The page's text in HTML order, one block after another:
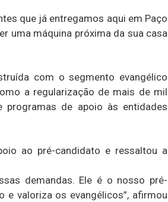
que já entregamos aqui em Paço
uma máquina próxima da sua casa
com o segmento evangélico
a regularização de mais de mil
de apoio às entidades
ao pré-candidato e ressaltou a
demandas. Ele é o nosso pré-
valoriza os evangélicos”, afirmou